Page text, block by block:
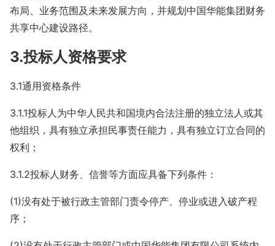
布局、业务范围及未来发展方向，并规划中国华能集团财务
共享中心建设路径。
3.投标人资格要求
3.1通用资格条件
3.1.1投标人为中华人民共和国境内合法注册的独立法人或其
他组织，具有独立承担民事责任能力，具有独立订立合同的
权利；
3.1.2投标人财务、信誉等方面应具备下列条件：
(1)没有处于被行政主管部门责令停产、停业或进入破产程
序；